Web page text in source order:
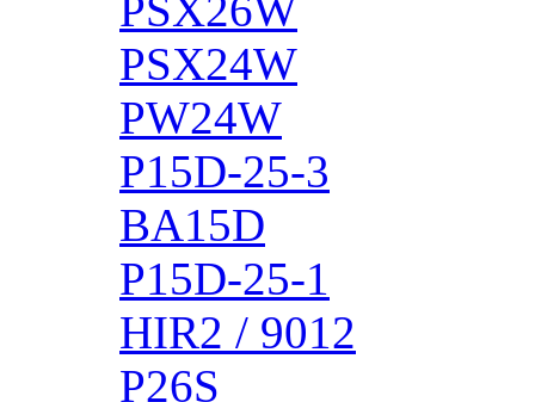
PSX24W
PW24W
P15D-25-3
BA15D
P15D-25-1
HIR2 / 9012
P26S